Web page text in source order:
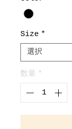
Size *
数量 *